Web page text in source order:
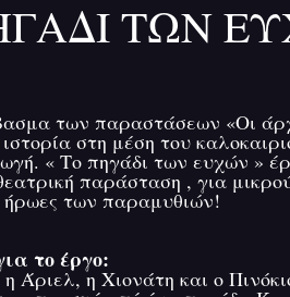
ΤΩΝ
των παραστάσεων «Οι
ιστορία στη μέση του
« Το πηγάδι των ευχών »
παράσταση , για
των παραμυθιών!
το έργο:
Άριελ, η Χιονάτη και ο